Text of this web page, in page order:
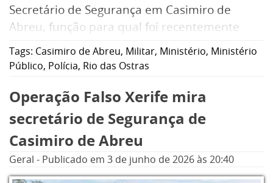
Secretário de Segurança em Casimiro de
Abreu, função para qual foi recentemente
nomeado pelo prefeito Ramon Gidalte. Mais
conhecido como Carvalhão, o secretário foi
dezembro de 2024.
Tags: Casimiro de Abreu, Militar, Ministério, Ministério
Público, Polícia, Rio das Ostras
Operação Falso Xerife mira
secretário de Segurança de
Casimiro de Abreu
Geral - Publicado em 3 de junho de 2026às 20:40